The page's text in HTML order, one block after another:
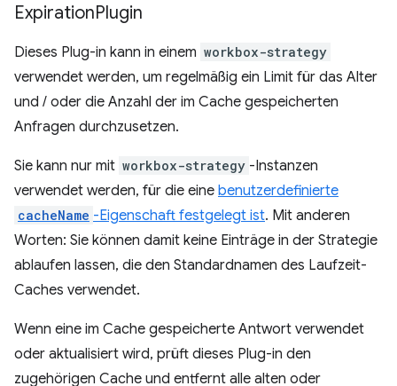
ExpirationPlugin
Dieses Plug-in kann in einem workbox-strategy
verwendet werden, um regelmäßig ein Limit für das Alter
und / oder die Anzahl der im Cache gespeicherten
Anfragen durchzusetzen.
Sie kann nur mit workbox-strategy -Instanzen
verwendet werden, für die eine benutzerdefinierte
cacheName -Eigenschaft festgelegt ist. Mit anderen
Worten: Sie können damit keine Einträge in der Strategie
ablaufen lassen, die den Standardnamen des Laufzeit-
Caches verwendet.
Wenn eine im Cache gespeicherte Antwort verwendet
oder aktualisiert wird, prüft dieses Plug-in den
zugehörigen Cache und entfernt alle alten oder